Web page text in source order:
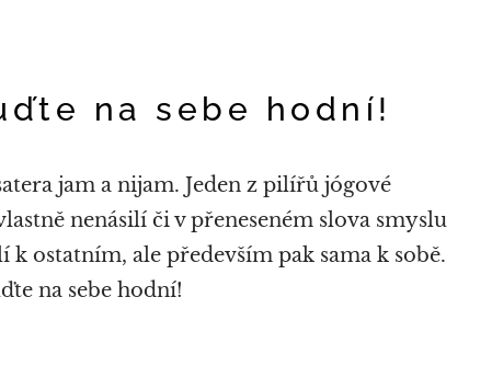
na sebe hodní!
jam a nijam. Jeden z pilířů jógové
nenásilí či v přeneseném slova smyslu
k ostatním, ale především pak sama k sobě.
na sebe hodní!